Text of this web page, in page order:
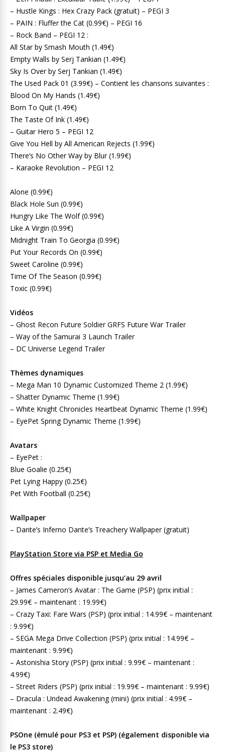
– Hustle Kings : Hex Crazy Pack (gratuit) – PEGI 3
– PAIN : Fluffer the Cat (0.99€) – PEGI 16
– Rock Band – PEGI 12 :
All Star by Smash Mouth (1.49€)
Empty Walls by Serj Tankian (1.49€)
Sky Is Over by Serj Tankian (1.49€)
The Used Pack 01 (3.99€) – Contient les chansons suivantes :
Blood On My Hands (1.49€)
Born To Quit (1.49€)
The Taste Of Ink (1.49€)
– Guitar Hero 5 – PEGI 12
Give You Hell by All American Rejects (1.99€)
There’s No Other Way by Blur (1.99€)
– Karaoke Revolution – PEGI 12
Alone (0.99€)
Black Hole Sun (0.99€)
Hungry Like The Wolf (0.99€)
Like A Virgin (0.99€)
Midnight Train To Georgia (0.99€)
Put Your Records On (0.99€)
Sweet Caroline (0.99€)
Time Of The Season (0.99€)
Toxic (0.99€)
Vidéos
– Ghost Recon Future Soldier GRFS Future War Trailer
– Way of the Samurai 3 Launch Trailer
– DC Universe Legend Trailer
Thèmes dynamiques
– Mega Man 10 Dynamic Customized Theme 2 (1.99€)
– Shatter Dynamic Theme (1.99€)
– White Knight Chronicles Heartbeat Dynamic Theme (1.99€)
– EyePet Spring Dynamic Theme (1.99€)
Avatars
– EyePet :
Blue Goalie (0.25€)
Pet Lying Happy (0.25€)
Pet With Football (0.25€)
Wallpaper
– Dante’s Inferno Dante’s Treachery Wallpaper (gratuit)
PlayStation Store via PSP et Media Go
Offres spéciales disponible jusqu’au 29 avril
– James Cameron’s Avatar : The Game (PSP) (prix initial :
29.99€ – maintenant : 19.99€)
– Crazy Taxi: Fare Wars (PSP) (prix initial : 14.99€ – maintenant
: 9.99€)
– SEGA Mega Drive Collection (PSP) (prix initial : 14.99€ –
maintenant : 9.99€)
– Astonishia Story (PSP) (prix initial : 9.99€ – maintenant :
4.99€)
– Street Riders (PSP) (prix initial : 19.99€ – maintenant : 9.99€)
– Dracula : Undead Awakening (mini) (prix initial : 4.99€ –
maintenant : 2.49€)
PSOne (émulé pour PS3 et PSP) (également disponible via
le PS3 store)